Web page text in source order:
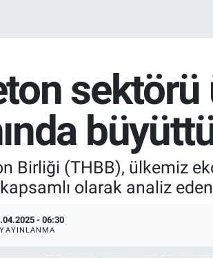
Birliği (THBB), ülkemiz
olarak analiz
- 06:30
YAYINLANMA